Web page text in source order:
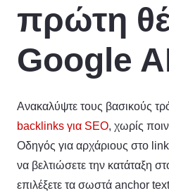
πρώτη
Google
Ανακαλύψτε τους βασικούς
backlinks για SEO, χωρίς
Οδηγός για αρχάριους στο
να βελτιώσετε την κατάταξη
επιλέξετε τα σωστά anchor